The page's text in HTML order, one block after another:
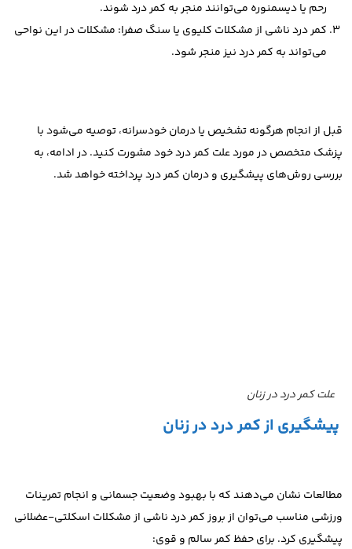
رحم یا دیسمنوره می‌توانند منجر به کمر درد شوند.
کمر درد ناشی از مشکلات کلیوی یا سنگ صفرا: مشکلات در این نواحی
می‌تواند به کمر درد نیز منجر شود.
قبل از انجام هرگونه تشخیص یا درمان خودسرانه، توصیه می‌شود با
پزشک متخصص در مورد علت کمر درد خود مشورت کنید. در ادامه، به
بررسی روش‌های پیشگیری و درمان کمر درد پرداخته خواهد شد.
علت کمر درد در زنان
پیشگیری از کمر درد در زنان
مطالعات نشان می‌دهند که با بهبود وضعیت جسمانی و انجام تمرینات
ورزشی مناسب می‌توان از بروز کمر درد ناشی از مشکلات اسکلتی-عضلانی
پیشگیری کرد. برای حفظ کمر سالم و قوی: